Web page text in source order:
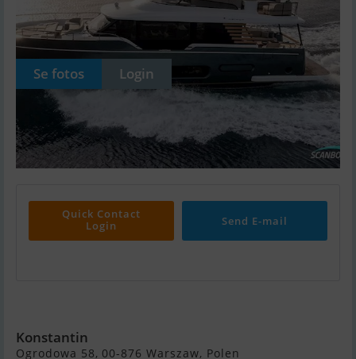
Se fotos Login
Quick Contact
Login
Send E-mail
Konstantin
Ogrodowa 58, 00-876 Warszaw, Polen